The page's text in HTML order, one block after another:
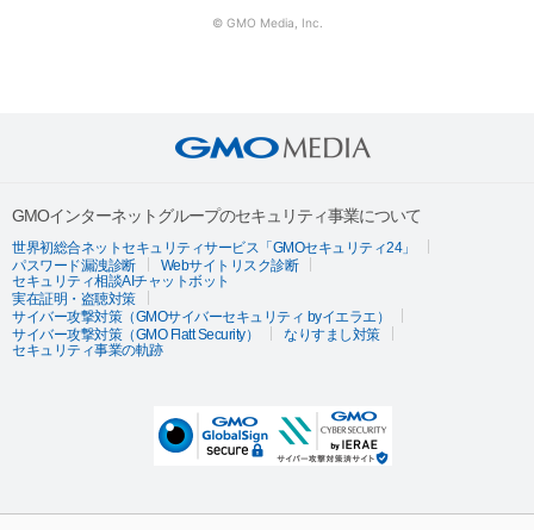
© GMO Media, Inc.
GMOインターネットグループのセキュリティ事業について
世界初総合ネットセキュリティサービス「GMOセキュリティ24」
パスワード漏洩診断
Webサイトリスク診断
セキュリティ相談AIチャットボット
実在証明・盗聴対策
サイバー攻撃対策（GMOサイバーセキュリティ byイエラエ）
サイバー攻撃対策（GMO Flatt Security）
なりすまし対策
セキュリティ事業の軌跡